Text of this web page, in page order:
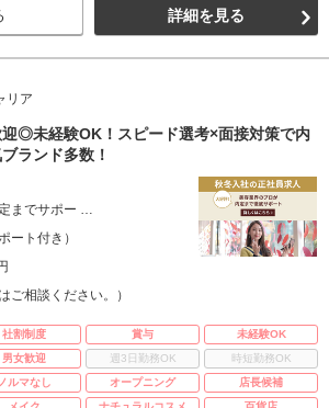
詳細を見る
リア
迎◎未経験OK！スピード選考×面接対策で内
ランド多数！
までサポー …
ート付き）
相談ください。）
社割制度 賞与
未経験OK
男女歓迎 週3日勤務OK
時短勤務OK
ノルマなし オープニング
店長候補